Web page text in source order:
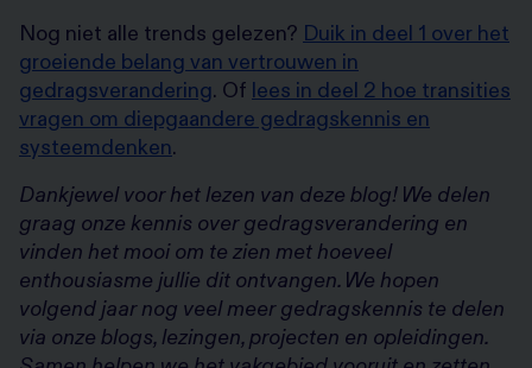
Nog niet alle trends gelezen? Duik in deel 1 over het
groeiende belang van vertrouwen in
gedragsverandering. Of lees in deel 2 hoe transities
vragen om diepgaandere gedragskennis en
systeemdenken.
Dankjewel voor het lezen van deze blog! We delen
graag onze kennis over gedragsverandering en
vinden het mooi om te zien met hoeveel
enthousiasme jullie dit ontvangen. We hopen
volgend jaar nog veel meer gedragskennis te delen
via onze blogs, lezingen, projecten en opleidingen.